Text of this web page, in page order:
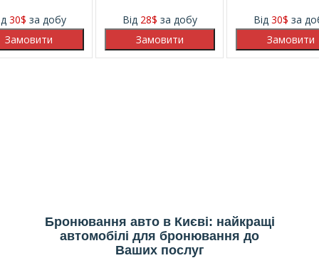
30$ за добу Від 28$ за добу Від 30$ за
Бронювання авто в Києві: найкращі
автомобілі для бронювання до
Ваших послуг